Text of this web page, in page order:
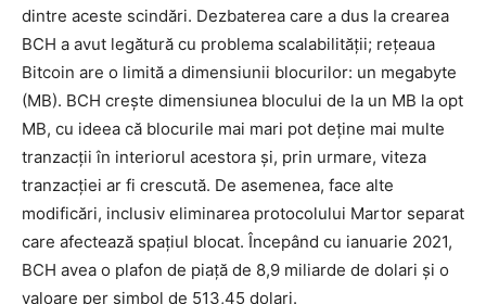
dintre aceste scindări. Dezbaterea care a dus la crearea
BCH a avut legătură cu problema scalabilității; rețeaua
Bitcoin are o limită a dimensiunii blocurilor: un megabyte
(MB). BCH crește dimensiunea blocului de la un MB la opt
MB, cu ideea că blocurile mai mari pot deține mai multe
tranzacții în interiorul acestora și, prin urmare, viteza
tranzacției ar fi crescută. De asemenea, face alte
modificări, inclusiv eliminarea protocolului Martor separat
care afectează spațiul blocat. Începând cu ianuarie 2021,
BCH avea o plafon de piață de 8,9 miliarde de dolari și o
valoare per simbol de 513,45 dolari.